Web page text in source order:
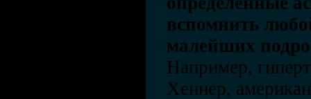
вспомнить
малейших
Например,
Хеннер,